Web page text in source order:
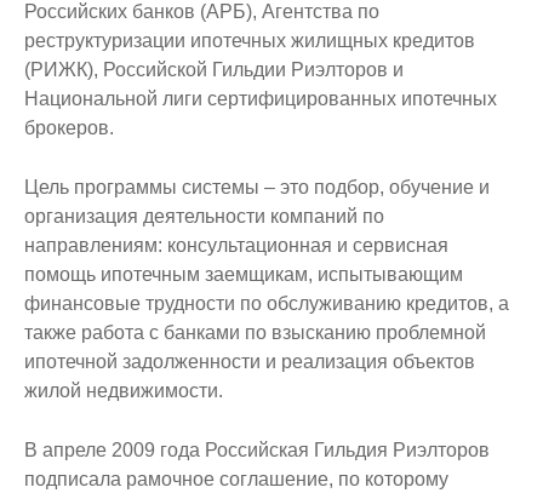
Российских банков (АРБ), Агентства по
реструктуризации ипотечных жилищных кредитов
(РИЖК), Российской Гильдии Риэлторов и
Национальной лиги сертифицированных ипотечных
брокеров.
Цель программы системы – это подбор, обучение и
организация деятельности компаний по
направлениям: консультационная и сервисная
помощь ипотечным заемщикам, испытывающим
финансовые трудности по обслуживанию кредитов, а
также работа с банками по взысканию проблемной
ипотечной задолженности и реализация объектов
жилой недвижимости.
В апреле 2009 года Российская Гильдия Риэлторов
подписала рамочное соглашение, по которому